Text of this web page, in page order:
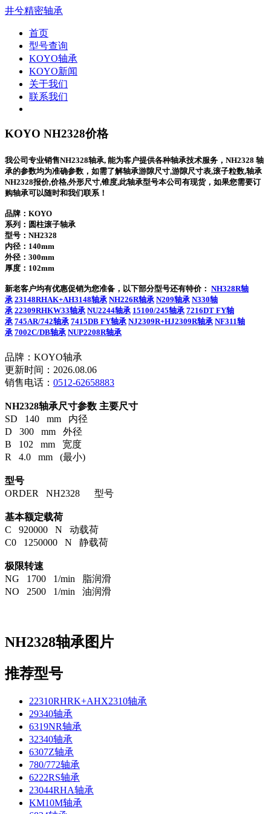
井兮精密轴承
首页
型号查询
KOYO轴承
KOYO新闻
关于我们
联系我们
KOYO NH2328价格
我公司专业销售NH2328轴承, 能为客户提供各种轴承技术服务，NH2328 轴
承的参数均为准确参数，如需了解轴承游隙尺寸,游隙尺寸表,滚子粒数,轴承
NH2328报价,价格,外形尺寸,锥度,此轴承型号本公司有现货，如果您需要订
购轴承可以随时和我们联系！
品牌：KOYO
系列：圆柱滚子轴承
型号： NH2328
内径：140mm
外径：300mm
厚度：102mm
新老客户均有优惠促销为您准备，以下部分型号还有特价： NH328R轴
承 23148RHAK+AH3148轴承 NH226R轴承 N209轴承 N330轴
承 22309RHKW33轴承 NU2244轴承 15100/245轴承 7216DT FY轴
承 745AR/742轴承 7415DB FY轴承 NJ2309R+HJ2309R轴承 NF311轴
承 7002C/DB轴承 NUP2208R轴承
品牌：KOYO轴承
更新时间：2026.08.06
销售电话： 0512-62658883
NH2328轴承尺寸参数 主要尺寸
SD 140 mm 内径
D 300 mm 外径
B 102 mm 宽度
R 4.0 mm (最小)
型号
ORDER NH2328 型号
基本额定载荷
C 920000 N 动载荷
C0 1250000 N 静载荷
极限转速
NG 1700 1/min 脂润滑
NO 2500 1/min 油润滑
NH2328轴承图片
推荐型号
22310RHRK+AHX2310轴承
29340轴承
6319NR轴承
32340轴承
6307Z轴承
780/772轴承
6222RS轴承
23044RHA轴承
KM10M轴承